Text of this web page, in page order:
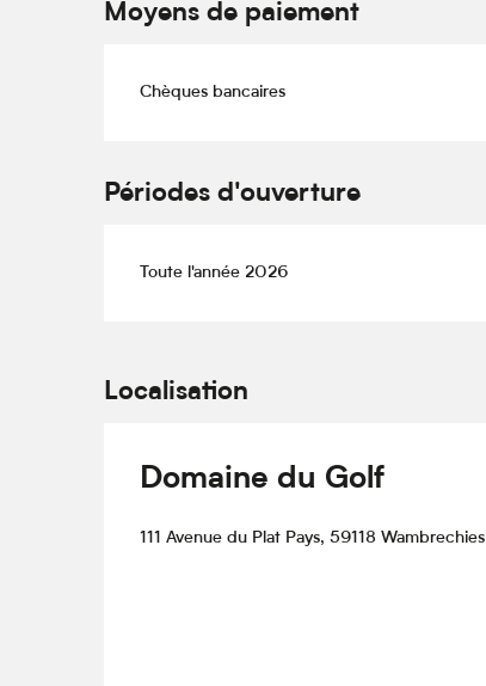
Moyens de paiement
Chèques bancaires
Périodes d'ouverture
Toute l'année 2026
Localisation
Domaine du Golf
111 Avenue du Plat Pays, 59118 Wambrechies